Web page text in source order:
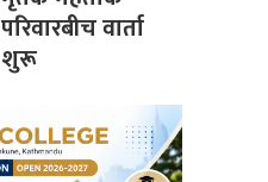
परिवारबीच वार्ता
शुरू